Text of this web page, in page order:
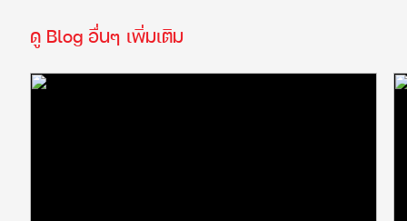
ดู Blog อื่นๆ เพิ่มเติม